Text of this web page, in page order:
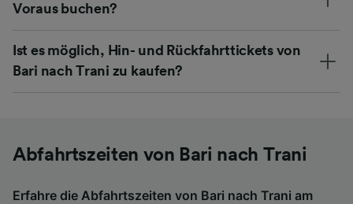
Voraus buchen?
Ist es möglich, Hin- und Rückfahrttickets von
Bari nach Trani zu kaufen?
Abfahrtszeiten von Bari nach Trani
Erfahre die Abfahrtszeiten von Bari nach Trani am